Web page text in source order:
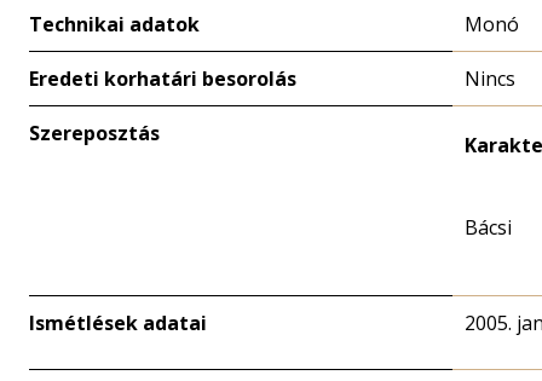
Technikai adatok Monó
Eredeti korhatári besorolás Nincs
Szereposztás
Bácsi
Ismétlések adatai 2005.